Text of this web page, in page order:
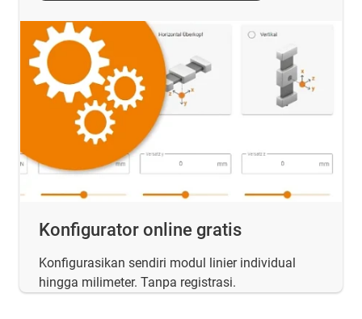
Konfigurator online gratis
Konfigurasikan sendiri modul linier individual
hingga milimeter. Tanpa registrasi.